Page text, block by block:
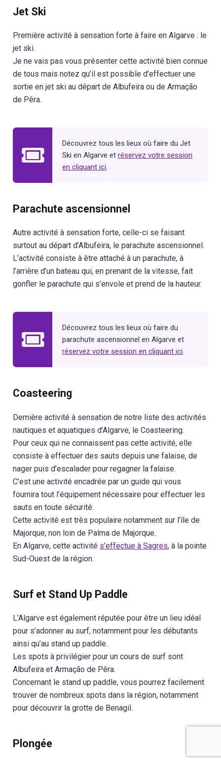
Jet Ski
Première activité à sensation forte à faire en Algarve : le
jet ski.
Je ne vais pas vous présenter cette activité bien connue
de tous mais notez qu’il est possible d’effectuer une
sortie en jet ski au départ de Albufeira ou de Armação
de Pêra.
Découvrez tous les lieux où faire du Jet
Ski en Algarve etréservez votre session
en cliquant ici.
Parachute ascensionnel
Autre activité à sensation forte, celle-ci se faisant
surtout au départ d’Albufeira, le parachute ascensionnel.
L’activité consiste à être attaché à un parachute, à
l’arrière d’un bateau qui, en prenant de la vitesse, fait
gonfler le parachute qui s’envole et prend de la hauteur.
Découvrez tous les lieux où faire du
parachute ascensionnel en Algarve et
réservez votre session en cliquant ici.
Coasteering
Dernière activité à sensation de notre liste des activités
nautiques et aquatiques d’Algarve, le Coasteering.
Pour ceux qui ne connaissent pas cette activité, elle
consiste à effectuer des sauts depuis une falaise, de
nager puis d’escalader pour regagner la falaise.
C’est une activité encadrée par un guide qui vous
fournira tout l’équipement nécessaire pour effectuer les
sauts en toute sécurité.
Cette activité est très populaire notamment sur l’île de
Majorque, non loin de Palma de Majorque.
En Algarve, cette activité s’effectue à Sagres, à la pointe
Sud-Ouest de la région.
Surf et Stand Up Paddle
L’Algarve est également réputée pour être un lieu idéal
pour s’adonner au surf, notamment pour les débutants
ainsi qu’au stand up paddle.
Les spots à privilégier pour un cours de surf sont
Albufeira et Armação de Pêra.
Concernant le stand up paddle, vous pourrez facilement
trouver de nombreux spots dans la région, notamment
pour découvrir la grotte de Benagil.
Plongée